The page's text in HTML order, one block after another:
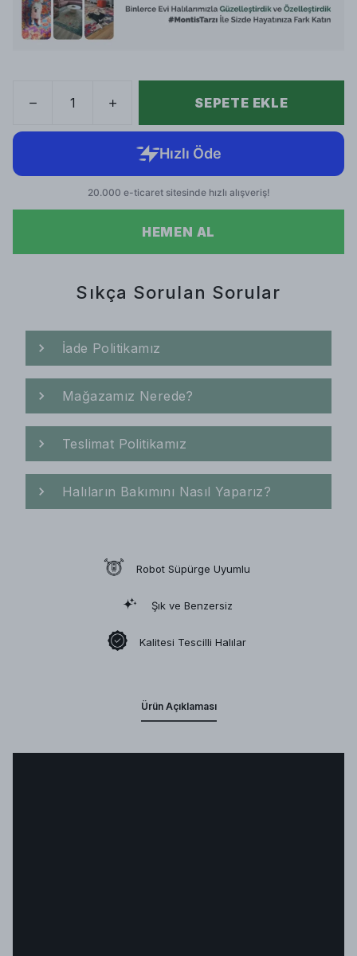
SEPETE EKLE
HEMEN AL
Sıkça Sorulan Sorular
İade Politikamız
Mağazamız Nerede?
Teslimat Politikamız
Halıların Bakımını Nasıl Yaparız?
Robot Süpürge Uyumlu
Şık ve Benzersiz
Kalitesi Tescilli Halılar
Ürün Açıklaması